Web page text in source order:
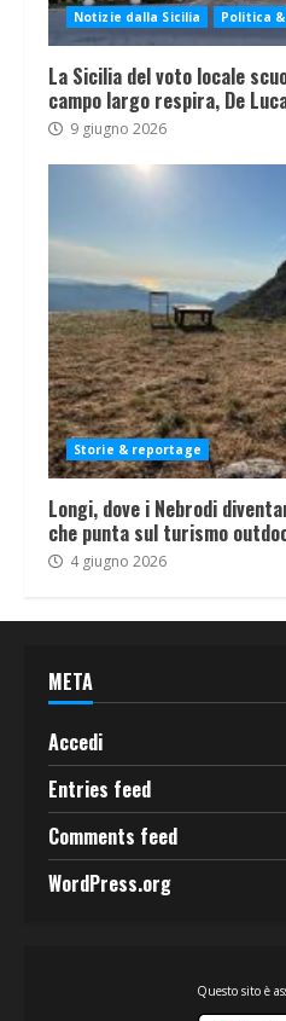
Notizie dalla Sicilia Politica
La Sicilia del voto locale
campo largo respira, De
9 giugno 2026
Storie & reportage
Longi, dove i Nebrodi
che punta sul turismo
4 giugno 2026
META
Accedi
Entries feed
Comments feed
WordPress.org
Questo sito è